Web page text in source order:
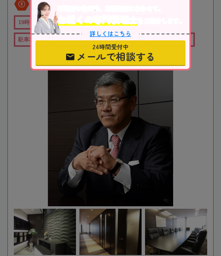
初回相談無料
19時以降TEL可 オンライン相談可 全国出張対応可
駐車場あり 職歴20年以上 女性税理士在籍 在籍数10名以上
不動産や株式等、相続資産に合わせて、
お近くの専門税理士
をご紹介します。
詳しくはこちら
24時間受付中
メールで相談する